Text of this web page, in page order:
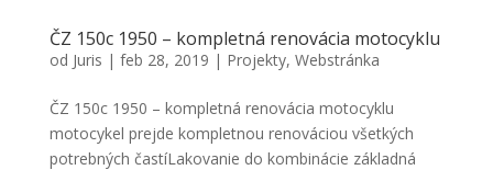
ČZ 150c 1950 – kompletná renovácia motocyklu
od Juris | feb 28, 2019 | Projekty, Webstránka
ČZ 150c 1950 – kompletná renovácia motocyklu
motocykel prejde kompletnou renováciou všetkých
potrebných častíLakovanie do kombinácie základná